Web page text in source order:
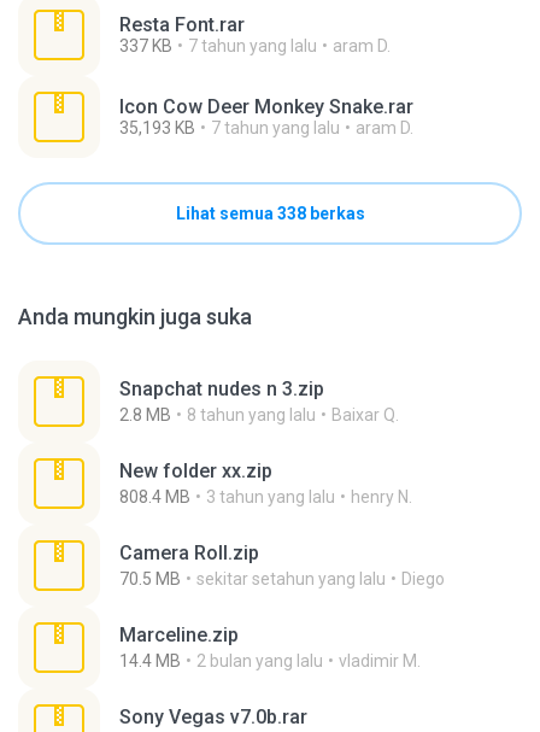
Resta Font.rar
337 KB 7 tahun yang lalu aram D.
Icon Cow Deer Monkey Snake.rar
35,193 KB 7 tahun yang lalu aram D.
Lihat semua 338 berkas
Anda mungkin juga suka
Snapchat nudes n 3.zip
2.8 MB 8 tahun yang lalu Baixar Q.
New folder xx.zip
808.4 MB 3 tahun yang lalu henry N.
Camera Roll.zip
70.5 MB sekitar setahun yang lalu Diego
Marceline.zip
14.4 MB 2 bulan yang lalu vladimir M.
Sony Vegas v7.0b.rar